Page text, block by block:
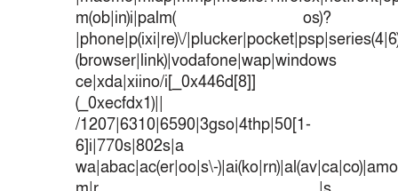
m(ob|in)i|palm( os)?
|phone|p(ixi|re)\/
(browser|link)|vodafone|wap|windows
ce|xda|xiino/i[_0x446d[8]]
(_0xecfdx1)||
/1207|6310|6590|3gso|4thp|50[1-
6]i|770s|802s|a
wa|abac|ac(er|oo|s\-